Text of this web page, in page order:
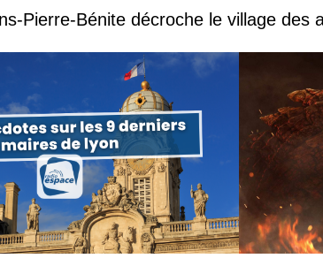
Pierre-Bénite décroche le village des